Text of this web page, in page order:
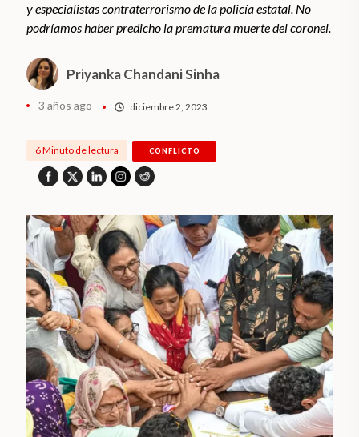
y especialistas contraterrorismo de la policía estatal. No
podríamos haber predicho la prematura muerte del coronel.
Priyanka Chandani Sinha
3 años ago diciembre 2, 2023
6 Minuto de lectura CONFLICTO